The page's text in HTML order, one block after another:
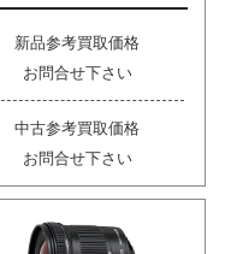
新品参考買取価格
お問合せ下さい
中古参考買取価格
お問合せ下さい